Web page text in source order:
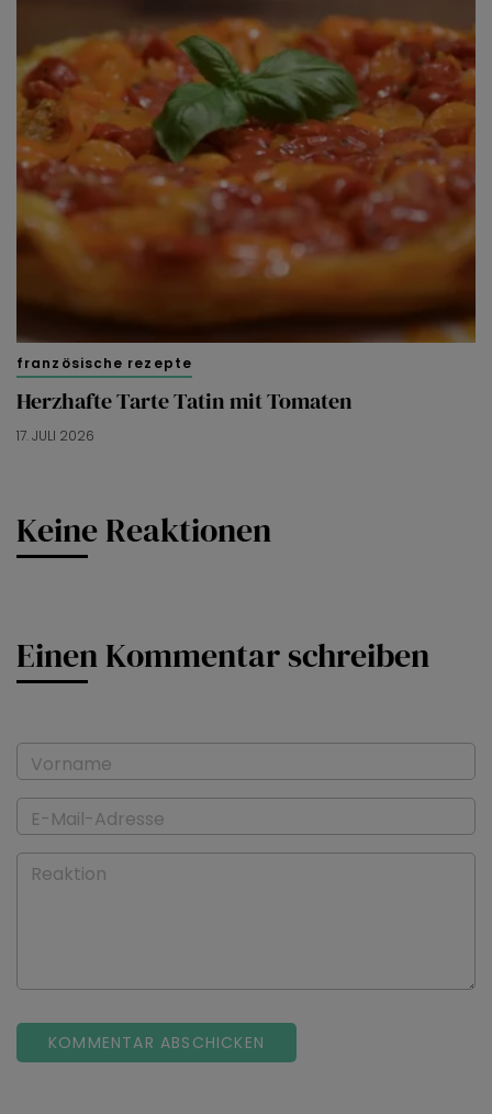
französische rezepte
Herzhafte Tarte Tatin mit Tomaten
17. JULI 2026
Keine Reaktionen
Einen Kommentar schreiben
Vorname
E-Mail-Adresse
Reaktion